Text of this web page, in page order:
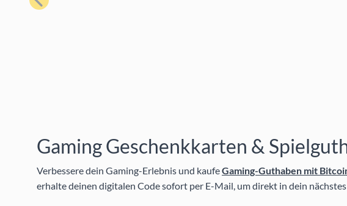
Zurück
Gaming Geschenkkarten &
Verbessere dein Gaming-Erlebnis und kaufeGaming-Guthaben mit
erhalte deinen digitalen Code sofort per E-Mail, um direkt in dein